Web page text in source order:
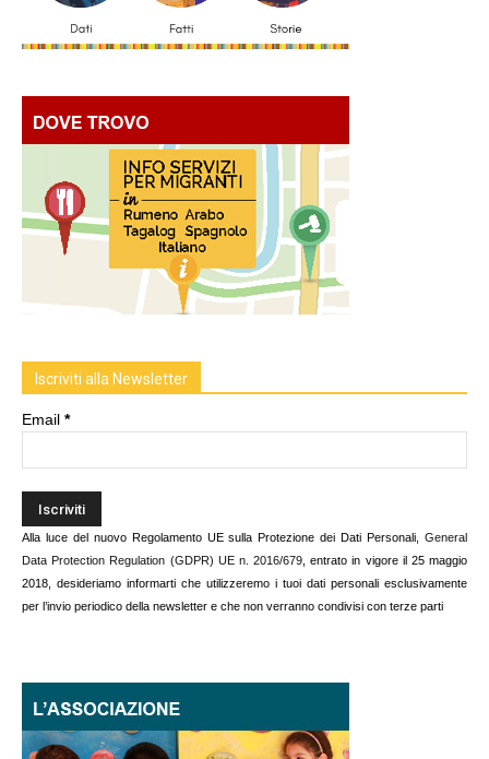
Iscriviti alla Newsletter
Email *
Alla luce del nuovo Regolamento UE sulla Protezione dei Dati Personali, General
Data Protection Regulation (GDPR) UE n. 2016/679 , entrato in vigore il 25 maggio
2018, desideriamo informarti che utilizzeremo i tuoi dati personali esclusivamente
per l’invio periodico della newsletter e che non verranno condivisi con terze parti